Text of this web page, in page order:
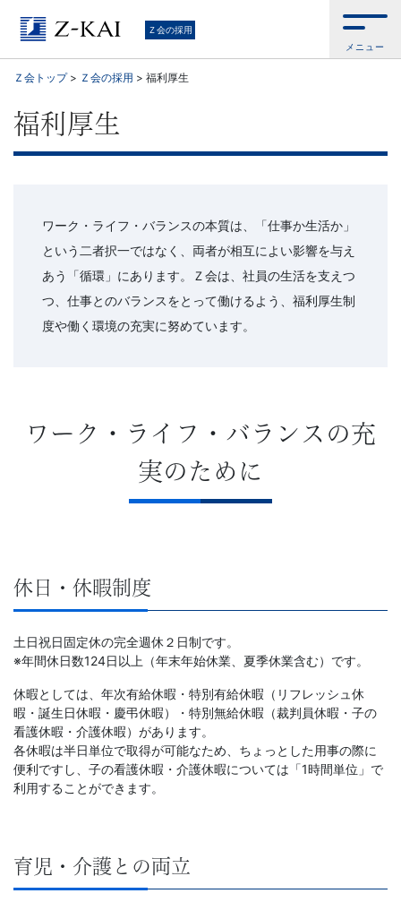
Ｚ
会
の
採
Ｚ会の採用
メニュー
Ｚ会トップ> Ｚ会の採用 > 福利厚生
福利厚生
ワーク・ライフ・バランスの本質は、「仕事か生活か」
という二者択一ではなく、両者が相互によい影響を与え
あう「循環」にあります。Ｚ会は、社員の生活を支えつ
つ、仕事とのバランスをとって働けるよう、福利厚生制
度や働く環境の充実に努めています。
ワーク・ライフ・バランスの充
実のために
休日・休暇制度
土日祝日固定休の完全週休２日制です。
※年間休日数124日以上（年末年始休業、夏季休業含む）です。
休暇としては、年次有給休暇・特別有給休暇（リフレッシュ休
暇・誕生日休暇・慶弔休暇）・特別無給休暇（裁判員休暇・子の
看護休暇・介護休暇）があります。
各休暇は半日単位で取得が可能なため、ちょっとした用事の際に
便利ですし、子の看護休暇・介護休暇については「1時間単位」で
利用することができます。
育児・介護との両立